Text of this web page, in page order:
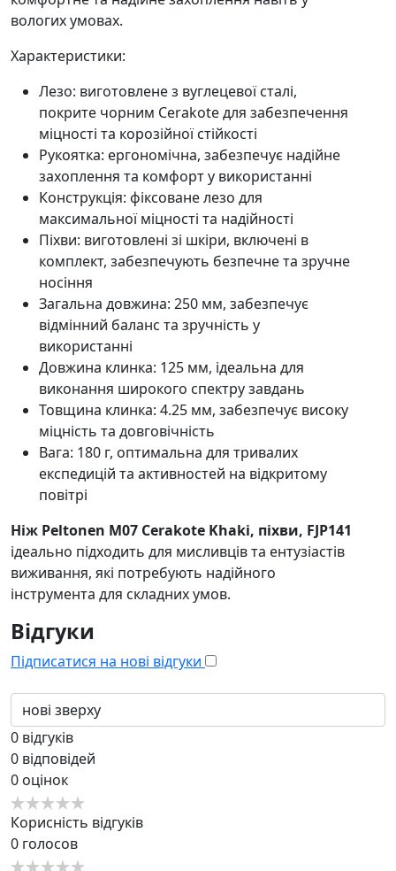
вологих умовах.
Характеристики:
Лезо: виготовлене з вуглецевої сталі,
покрите чорним Cerakote для забезпечення
міцності та корозійної стійкості
Рукоятка: ергономічна, забезпечує надійне
захоплення та комфорт у використанні
Конструкція: фіксоване лезо для
максимальної міцності та надійності
Піхви: виготовлені зі шкіри, включені в
комплект, забезпечують безпечне та зручне
носіння
Загальна довжина: 250 мм, забезпечує
відмінний баланс та зручність у
використанні
Довжина клинка: 125 мм, ідеальна для
виконання широкого спектру завдань
Товщина клинка: 4.25 мм, забезпечує високу
міцність та довговічність
Вага: 180 г, оптимальна для тривалих
експедицій та активностей на відкритому
повітрі
Ніж Peltonen M07 Cerakote Khaki, піхви, FJP141
ідеально підходить для мисливців та ентузіастів
виживання, які потребують надійного
інструмента для складних умов.
Відгуки
Підписатися на нові відгуки
0 відгуків
0 відповідей
0 оцінок
Корисність відгуків
0 голосов